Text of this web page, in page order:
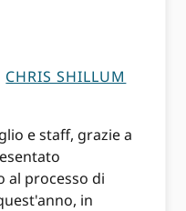
CHRIS SHILLUM
e staff, grazie a
al processo di
in